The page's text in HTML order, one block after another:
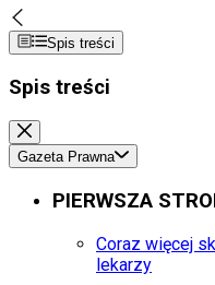
Spis treści
Spis treści
Gazeta Prawna
PIERWSZA
Coraz więcej
lekarzy